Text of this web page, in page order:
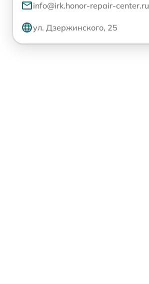
info@irk.honor-repair-center.ru
ул. Дзержинского, 25